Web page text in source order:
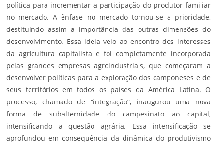
política para incrementar a participação do produtor familiar
no mercado. A ênfase no mercado tornou-se a prioridade,
destituindo assim a importância das outras dimensões do
desenvolvimento. Essa ideia veio ao encontro dos interesses
da agricultura capitalista e foi completamente incorporada
pelas grandes empresas agroindustriais, que começaram a
desenvolver políticas para a exploração dos camponeses e de
seus territórios em todos os países da América Latina. O
processo, chamado de “integração”, inaugurou uma nova
forma de subalternidade docampesinato ao capital,
intensificando aquestão agrária. Essa intensificação se
aprofundou em consequência da dinâmica do produtivismo